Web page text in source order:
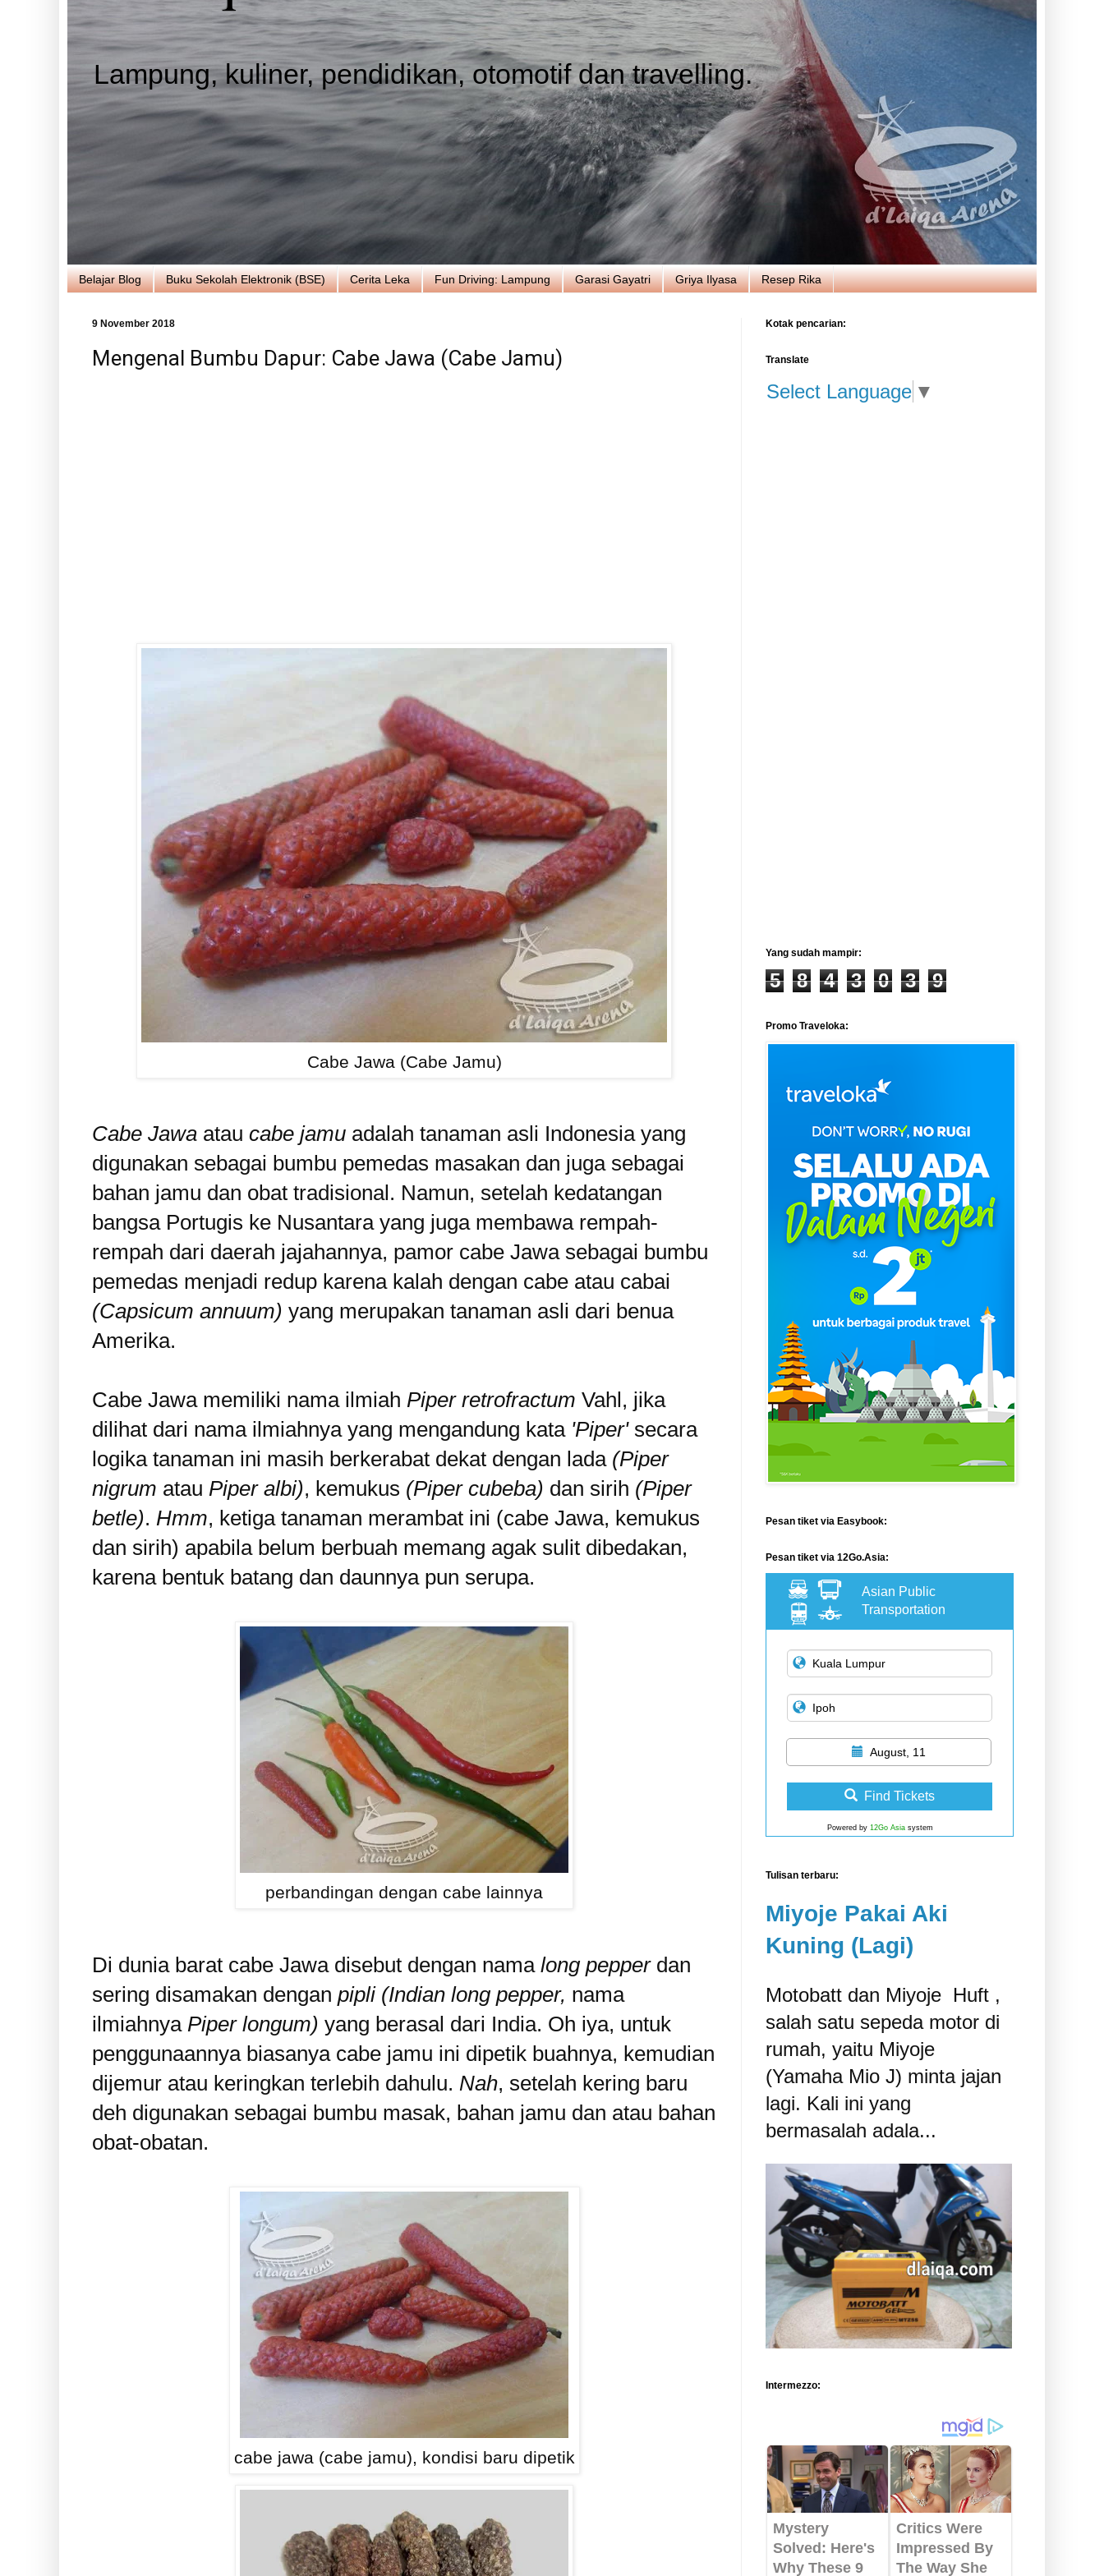
Lampung, kuliner, pendidikan, otomotif dan travelling.
Belajar Blog Buku Sekolah Elektronik (BSE) Cerita Leka Fun Driving: Lampung Garasi Gayatri Griya Ilyasa Resep Rika
9 November 2018
Mengenal Bumbu Dapur: Cabe Jawa (Cabe Jamu)
Cabe Jawa (Cabe Jamu)
Cabe Jawa atau cabe jamu adalah tanaman asli Indonesia yang
digunakan sebagai bumbu pemedas masakan dan juga sebagai
bahan jamu dan obat tradisional. Namun, setelah kedatangan
bangsa Portugis ke Nusantara yang juga membawa rempah-
rempah dari daerah jajahannya, pamor cabe Jawa sebagai bumbu
pemedas menjadi redup karena kalah dengan cabe atau cabai
(Capsicum annuum) yang merupakan tanaman asli dari benua
Amerika.
Cabe Jawa memiliki nama ilmiah Piper retrofractum Vahl, jika
dilihat dari nama ilmiahnya yang mengandung kata 'Piper'secara
logika tanaman ini masih berkerabat dekat dengan lada (Piper
nigrum atau Piper albi), kemukus (Piper cubeba) dan sirih (Piper
betle). Hmm, ketiga tanaman merambat ini (cabe Jawa, kemukus
dan sirih) apabila belum berbuah memang agak sulit dibedakan,
karena bentuk batang dan daunnya pun serupa.
perbandingan dengan cabe lainnya
Di dunia barat cabe Jawa disebut dengan nama long pepperdan
sering disamakan dengan pipli (Indian long pepper, nama
ilmiahnya Piper longum) yang berasal dari India. Oh iya, untuk
penggunaannya biasanya cabe jamu ini dipetik buahnya, kemudian
dijemur atau keringkan terlebih dahulu. Nah, setelah kering baru
deh digunakan sebagai bumbu masak, bahan jamu dan atau bahan
obat-obatan.
cabe jawa (cabe jamu), kondisi baru dipetik
Kotak pencarian:
Translate
Select Language ▼
Yang sudah mampir:
5 8 4 3 0 3 9
Promo Traveloka:
Pesan tiket via Easybook:
Pesan tiket via 12Go.Asia:
Asian Public
Transportation
August, 11
Find Tickets
Powered by 12Go Asia system
Tulisan terbaru:
Miyoje Pakai Aki
Kuning (Lagi)
Motobatt dan Miyoje ‎ Huft ,
salah satu sepeda motor di
rumah, yaitu Miyoje
(Yamaha Mio J) minta jajan
lagi. Kali ini yang
bermasalah adala...
Intermezzo: